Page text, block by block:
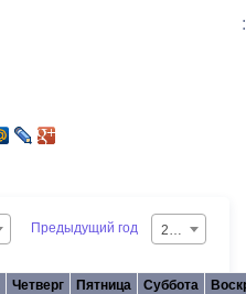
:
Предыдущий год
Четверг Пятница Суббота